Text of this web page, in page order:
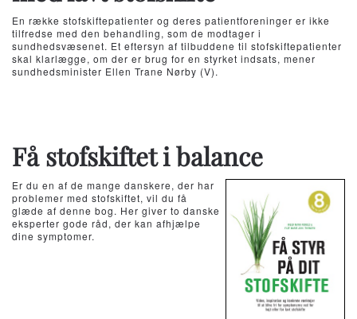
En række stofskiftepatienter og deres patientforeninger er ikke
tilfredse med den behandling, som de modtager i
sundhedsvæsenet. Et eftersyn af tilbuddene til stofskiftepatienter
skal klarlægge, om der er brug for en styrket indsats, mener
sundhedsminister Ellen Trane Nørby (V).
Få stofskiftet i balance
Er du en af de mange danskere, der har
problemer med stofskiftet, vil du få
glæde af denne bog. Her giver to danske
eksperter gode råd, der kan afhjælpe
dine symptomer.